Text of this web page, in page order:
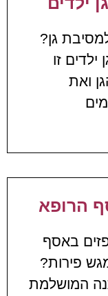
גן?
זו
ואת
הרופא
באסף
פירות?
המושלמת